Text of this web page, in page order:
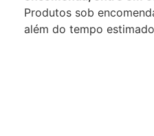
Produtos sob
além do tempo